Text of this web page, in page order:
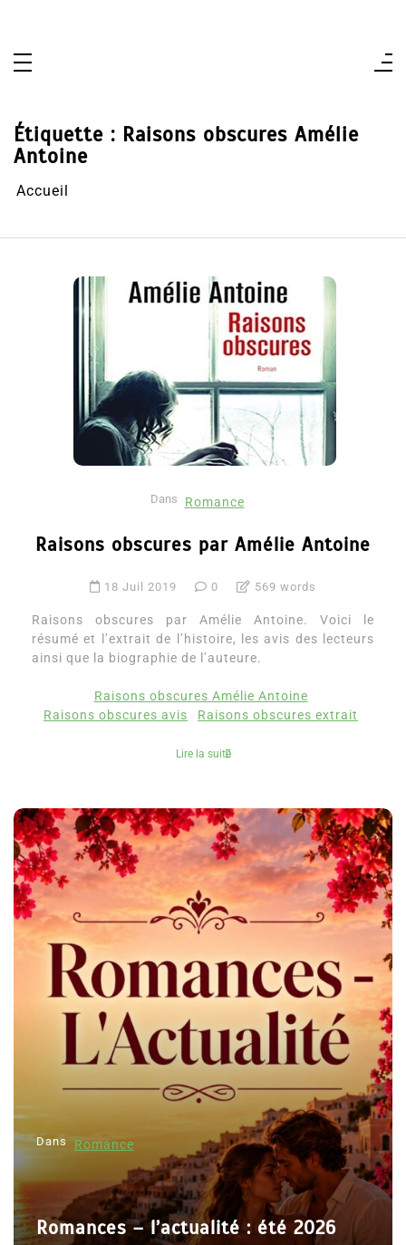
Étiquette : Raisons obscures Amélie
Antoine
Accueil
Dans Romance
Raisons obscures par Amélie Antoine
18 Juil 2019 0 569 words
Raisons obscures par Amélie Antoine. Voici le
résumé et l’extrait de l’histoire, les avis des lecteurs
ainsi que la biographie de l’auteure.
Raisons obscures Amélie Antoine
Raisons obscures avis
Raisons obscures extrait
Lire la suite
Dans Romance
Romances – l’actualité : été 2026